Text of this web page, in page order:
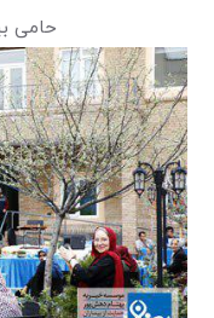
حامی